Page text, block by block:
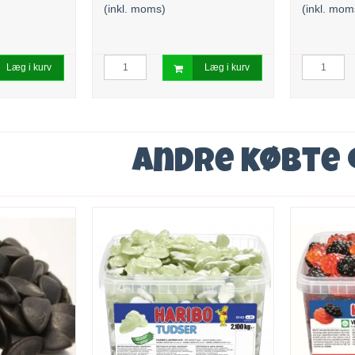
Læg i kurv
(inkl. moms)
Læg i kurv
(inkl.
Andre købte